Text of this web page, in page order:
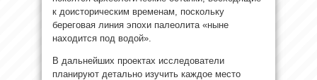
к доисторическим временам, поскольку
береговая линия эпохи палеолита «ныне
находится под водой».
В дальнейших проектах исследователи
планируют детально изучить каждое место